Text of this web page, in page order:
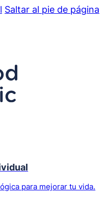
Saltar al pie de página
para mejorar tu vida.